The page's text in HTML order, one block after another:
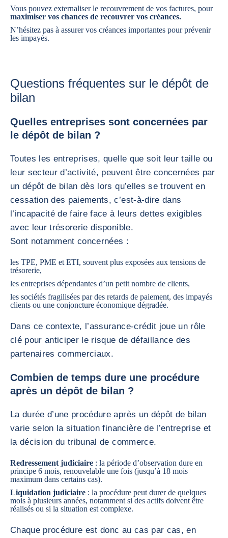
Vous pouvez externaliser le recouvrement de vos factures, pour
maximiser vos chances de recouvrer vos créances.
N’hésitez pas à assurer vos créances importantes pour prévenir
les impayés.
Questions fréquentes sur le dépôt de
bilan
Quelles entreprises sont concernées par
le dépôt de bilan ?
Toutes les entreprises, quelle que soit leur taille ou
leur secteur d’activité, peuvent être concernées par
un dépôt de bilan dès lors qu’elles se trouvent en
cessation des paiements, c’est‑à‑dire dans
l’incapacité de faire face à leurs dettes exigibles
avec leur trésorerie disponible.
Sont notamment concernées :
les TPE, PME et ETI, souvent plus exposées aux tensions de
trésorerie,
les entreprises dépendantes d’un petit nombre de clients,
les sociétés fragilisées par des retards de paiement, des impayés
clients ou une conjoncture économique dégradée.
Dans ce contexte, l’assurance‑crédit joue un rôle
clé pour anticiper le risque de défaillance des
partenaires commerciaux.
Combien de temps dure une procédure
après un dépôt de bilan ?
La durée d’une procédure après un dépôt de bilan
varie selon la situation financière de l’entreprise et
la décision du tribunal de commerce.
Redressement judiciaire : la période d’observation dure en
principe 6 mois, renouvelable une fois (jusqu’à 18 mois
maximum dans certains cas).
Liquidation judiciaire : la procédure peut durer de quelques
mois à plusieurs années, notamment si des actifs doivent être
réalisés ou si la situation est complexe.
Chaque procédure est donc au cas par cas, en